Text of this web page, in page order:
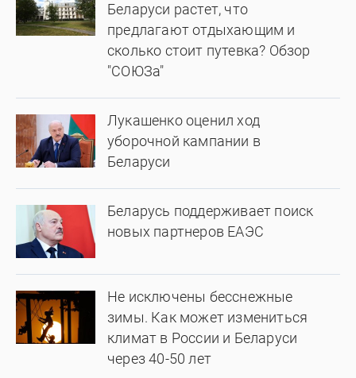
Беларуси растет, что
предлагают отдыхающим и
сколько стоит путевка? Обзор
"СОЮЗа"
Лукашенко оценил ход
уборочной кампании в
Беларуси
Беларусь поддерживает поиск
новых партнеров ЕАЭС
Не исключены бесснежные
зимы. Как может измениться
климат в России и Беларуси
через 40-50 лет